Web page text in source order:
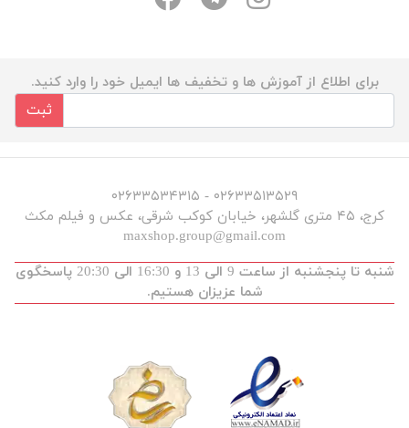
برای اطلاع از آموزش ها و تخفیف ها ایمیل خود را وارد کنید.
ثبت
۰۲۶۳۳۵۱۳۵۲۹ - ۰۲۶۳۳۵۳۴۳۱۵
کرج، ۴۵ متری گلشهر، خیابان کوکب شرقی، عکس و فیلم مکث
maxshop.group@gmail.com
شنبه تا پنجشنبه از ساعت 9 الی 13 و 16:30 الی 20:30 پاسخگوی
شما عزیزان هستیم.